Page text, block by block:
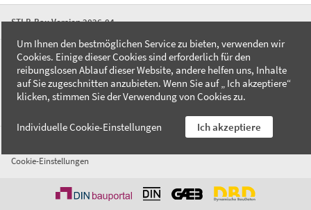
STLB-Bau Version 2026-04
FAQ
Kontakt
Datenschutzerklärung
Cookie-Einstellungen
Um Ihnen den bestmöglichen Service zu bieten, verwenden wir
Cookies. Einige dieser Cookies sind erforderlich für den
reibungslosen Ablauf dieser Website, andere helfen uns, Inhalte
auf Sie zugeschnitten anzubieten. Wenn Sie auf „ Ich akzeptiere“
klicken, stimmen Sie der Verwendung von Cookies zu.
Individuelle Cookie-Einstellungen Ich akzeptiere